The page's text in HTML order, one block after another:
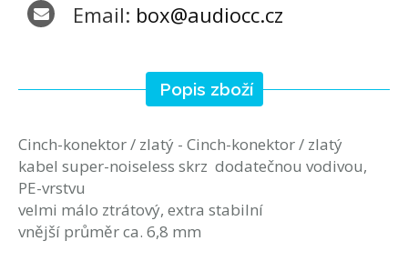
Email: box@audiocc.cz
Popis zboží
Cinch-konektor / zlatý - Cinch-konektor / zlatý
kabel super-noiseless skrz dodatečnou vodivou,
PE-vrstvu
velmi málo ztrátový, extra stabilní
vnější průměr ca. 6,8 mm